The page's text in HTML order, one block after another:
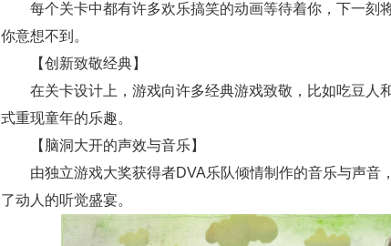
每个关卡中都有许多欢乐搞笑的动画等待着你，下一刻
你意想不到。
【创新致敬经典】
在关卡设计上，游戏向许多经典游戏致敬，比如吃豆人
式重现童年的乐趣。
【脑洞大开的声效与音乐】
由独立游戏大奖获得者DVA乐队倾情制作的音乐与声音
了动人的听觉盛宴。